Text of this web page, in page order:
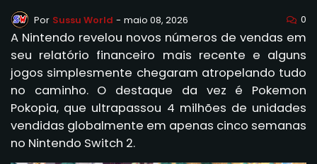
Por Sussu World - maio 08, 2026 0
A Nintendo revelou novos números de vendas em
seu relatório financeiro mais recente e alguns
jogos simplesmente chegaram atropelando tudo
no caminho. O destaque da vez é Pokemon
Pokopia, que ultrapassou 4 milhões de unidades
vendidas globalmente em apenas cinco semanas
no Nintendo Switch 2.